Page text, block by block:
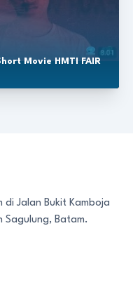
Movie HMTI FAIR
di Jalan Bukit Kamboja
Sagulung, Batam.